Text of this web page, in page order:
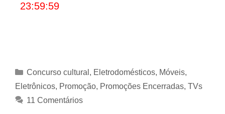
23:59:59
Categorias
Concurso cultural , Eletrodomésticos, Móveis,
Eletrônicos, Promoção, Promoções Encerradas, TVs
11 Comentários